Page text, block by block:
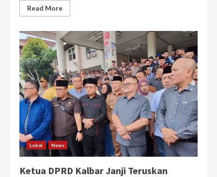
Read MoreRead
more
Kalbar
Dukung
Perubahan
APBD
2025,
Tekankan
Sinergi
OPD
dan
Optimalisasi
Transfer
Pusat
Lokal News
Ketua DPRD Kalbar Janji Teruskan